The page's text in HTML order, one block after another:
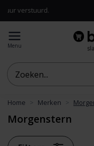
Menu
Home Merken
Morgenstern